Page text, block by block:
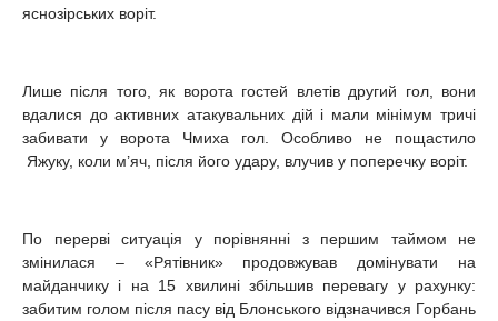
яснозірських воріт.
Лише після того, як ворота гостей влетів другий гол, вони
вдалися до активних атакувальних дій і мали мінімум тричі
забивати у ворота Чмиха гол. Особливо не пощастило
Яжуку, коли м’яч, після його удару, влучив у поперечку воріт.
По перерві ситуація у порівнянні з першим таймом не
змінилася – «Рятівник» продовжував домінувати на
майданчику і на 15 хвилині збільшив перевагу у рахунку:
забитим голом після пасу від Блонського відзначився Горбань